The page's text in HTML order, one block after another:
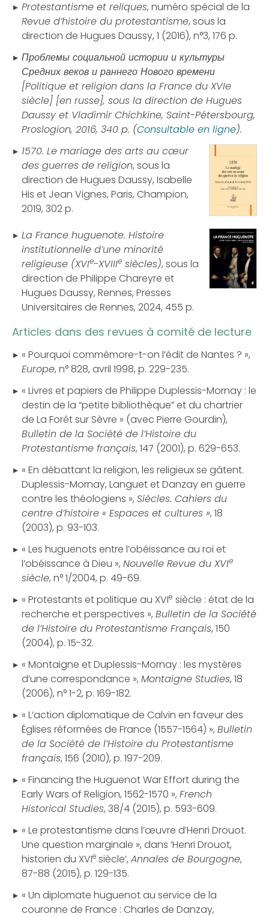
Protestantisme et reliques, numéro spécial de la
Revue d’histoire du protestantisme, sous la
direction de Hugues Daussy, 1 (2016), n°3, 176 p.
Проблемы социальной истории и культуры
Средних веков и раннего Нового времени
[Politique et religion dans la France du XVIe
siècle] [en russe], sous la direction de Hugues
Daussy et Vladimir Chichkine, Saint-Pétersbourg,
Proslogion, 2016, 340 p. (Consultable en ligne).
1570. Le mariage des arts au cœur
des guerres de religion, sous la
direction de Hugues Daussy, Isabelle
His et Jean Vignes, Paris, Champion,
2019, 302 p.
La France huguenote. Histoire
institutionnelle d’une minorité
religieuse (XVIe-XVIIIe siècles), sous la
direction de Philippe Chareyre et
Hugues Daussy, Rennes, Presses
Universitaires de Rennes, 2024, 455 p.
Articles dans des revues à comité de lecture
« Pourquoi commémore-t-on l’édit de Nantes ? »,
Europe, n° 828, avril 1998, p. 229-235.
« Livres et papiers de Philippe Duplessis-Mornay : le
destin de la “petite bibliothèque” et du chartrier
de La Forêt sur Sèvre » (avec Pierre Gourdin),
Bulletin de la Société de l’Histoire du
Protestantisme français, 147 (2001), p. 629-653.
« En débattant la religion, les religieux se gâtent.
Duplessis-Mornay, Languet et Danzay en guerre
contre les théologiens », Siècles. Cahiers du
centre d’histoire « Espaces et cultures », 18
(2003), p. 93-103.
« Les huguenots entre l’obéissance au roi et
l’obéissance à Dieu », Nouvelle Revue du XVIe
siècle, n° 1/2004, p. 49-69.
« Protestants et politique au XVIe siècle : état de la
recherche et perspectives », Bulletin de la Société
de l’Histoire du Protestantisme Français, 150
(2004), p. 15-32.
« Montaigne et Duplessis-Mornay : les mystères
d’une correspondance », Montaigne Studies, 18
(2006), n° 1-2, p. 169-182.
« L’action diplomatique de Calvin en faveur des
Églises réformées de France (1557-1564) », Bulletin
de la Société de l’Histoire du Protestantisme
français, 156 (2010), p. 197-209.
« Financing the Huguenot War Effort during the
Early Wars of Religion, 1562-1570 », French
Historical Studies, 38/4 (2015), p. 593-609.
« Le protestantisme dans l’œuvre d’Henri Drouot.
Une question marginale », dans ‘Henri Drouot,
historien du XVIe siècle’, Annales de Bourgogne,
87-88 (2015), p. 129-135.
« Un diplomate huguenot au service de la
couronne de France : Charles de Danzay,